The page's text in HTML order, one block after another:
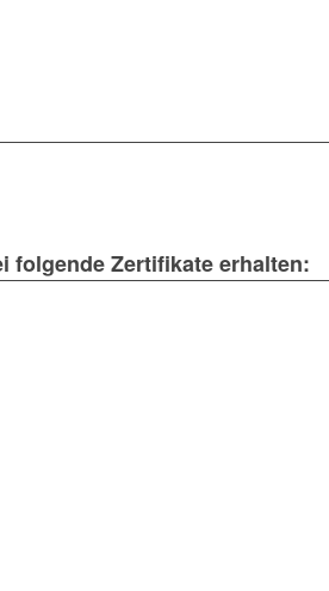
folgende Zertifikate erhalten: